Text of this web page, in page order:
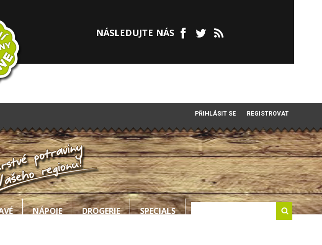
NÁSLEDUJTE NÁS
PŘIHLÁSIT SE REGISTROVAT
NÁPOJE DROGERIE SPECIALS